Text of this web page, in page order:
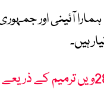
آئینی اور
ہیں۔
ایم کیو ایم پاکستان کا